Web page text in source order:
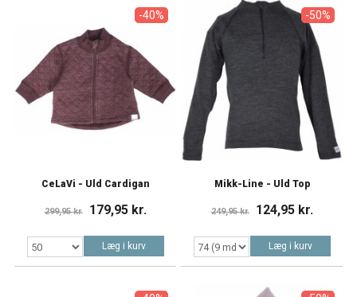
-40%
CeLaVi - Uld Cardigan
299,95 kr. 179,95 kr.
Læg i kurv
-50%
Mikk-Line - Uld Top
249,95 kr. 124,95 kr.
Læg i kurv